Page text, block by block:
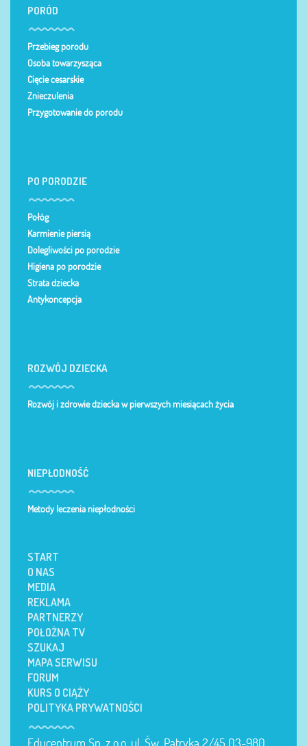
PORÓD
Przebieg porodu
Osoba towarzysząca
Cięcie cesarskie
Znieczulenia
Przygotowanie do porodu
PO PORODZIE
Połóg
Karmienie piersią
Dolegliwości po porodzie
Higiena po porodzie
Strata dziecka
Antykoncepcja
ROZWÓJ DZIECKA
Rozwój i zdrowie dziecka w pierwszych miesiącach życia
NIEPŁODNOŚĆ
Metody leczenia niepłodności
START
O NAS
MEDIA
REKLAMA
PARTNERZY
POŁOŻNA TV
SZUKAJ
MAPA SERWISU
FORUM
KURS O CIĄŻY
POLITYKA PRYWATNOŚCI